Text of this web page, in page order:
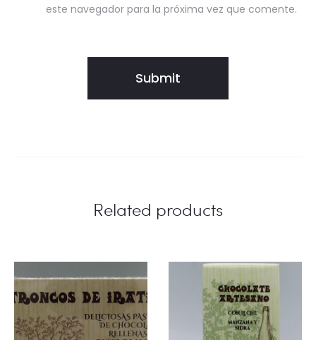
este navegador para la próxima vez que comente.
Related products